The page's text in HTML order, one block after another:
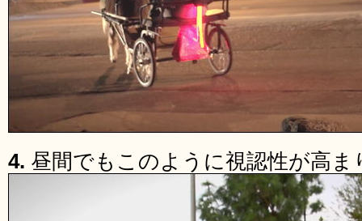
4. 昼間でもこのように視認性が高ま